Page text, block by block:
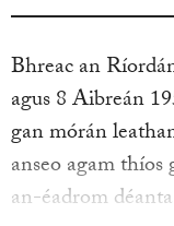
Bhreac an
agus 8 Aibreán
gan mórán
anseo agam
an-éadrom